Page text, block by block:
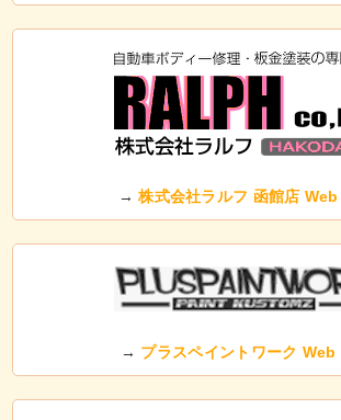
→株式会社ラルフ 函館店
→ プラスペイントワーク